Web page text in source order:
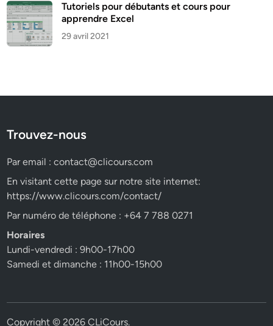
Tutoriels pour débutants et cours pour
apprendre Excel
29 avril 2021
Trouvez-nous
Par email :contact@clicours.com
En visitant cette page sur notre site internet:
https://www.clicours.com/contact/
Par numéro de téléphone : +64 7 788 0271
Horaires
Lundi-vendredi : 9h00-17h00
Samedi et dimanche : 11h00-15h00
Copyright © 2026CLiCours.